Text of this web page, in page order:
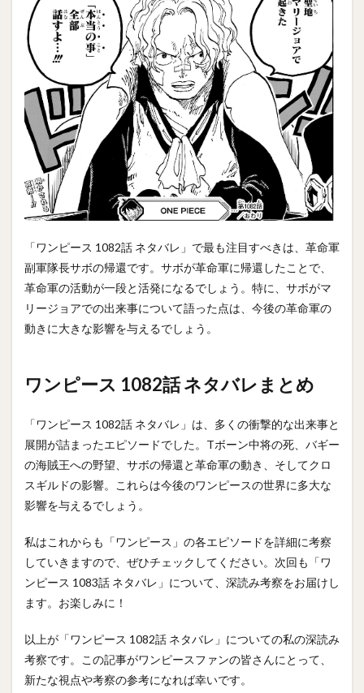
「ワンピース 1082話 ネタバレ」で最も注目すべきは、革命軍
副軍隊長サボの帰還です。サボが革命軍に帰還したことで、
革命軍の活動が一段と活発になるでしょう。特に、サボがマ
リージョアでの出来事について語った点は、今後の革命軍の
動きに大きな影響を与えるでしょう。
ワンピース 1082話 ネタバレまとめ
「ワンピース 1082話 ネタバレ」は、多くの衝撃的な出来事と
展開が詰まったエピソードでした。Tボーン中将の死、バギー
の海賊王への野望、サボの帰還と革命軍の動き、そしてクロ
スギルドの影響。これらは今後のワンピースの世界に多大な
影響を与えるでしょう。
私はこれからも「ワンピース」の各エピソードを詳細に考察
していきますので、ぜひチェックしてください。次回も「ワ
ンピース 1083話 ネタバレ」について、深読み考察をお届けし
ます。お楽しみに！
以上が「ワンピース 1082話 ネタバレ」についての私の深読み
考察です。この記事がワンピースファンの皆さんにとって、
新たな視点や考察の参考になれば幸いです。